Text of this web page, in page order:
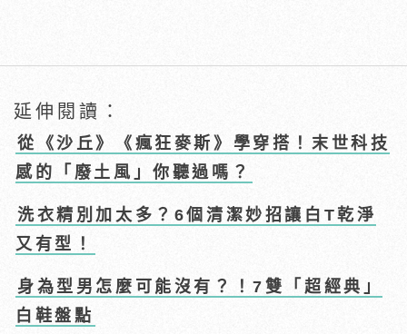
延伸閱讀：
從《沙丘》《瘋狂麥斯》學穿搭！末世科技
感的「廢土風」你聽過嗎？
洗衣精別加太多？6個清潔妙招讓白T乾淨
又有型！
身為型男怎麼可能沒有？！7雙「超經典」
白鞋盤點